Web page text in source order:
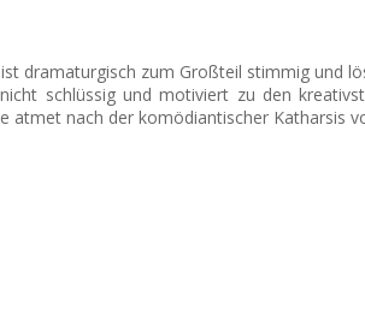
dramaturgisch zum Großteil stimmig und
schlüssig und motiviert zu den
atmet nach der komödiantischer Katharsis